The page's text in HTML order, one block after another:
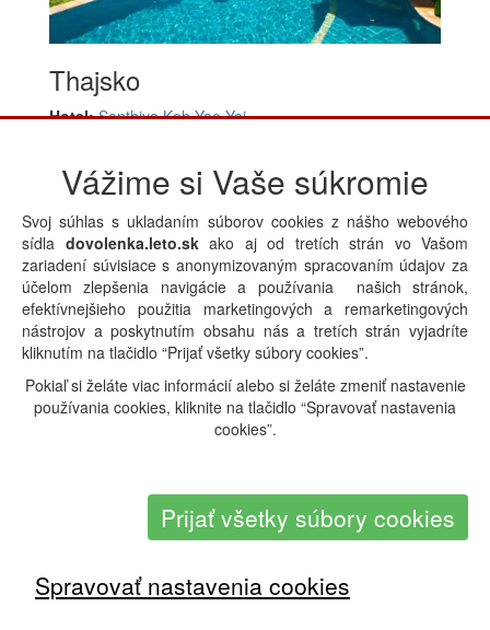
Thajsko
Hotel: Santhiya Koh Yao Yai
Termín:03.01.2027 - 17.01.2027 ( 15 dní)
Orientačná cena: 3237EUR
Doprava:LeteckyOdlet:Viedeň
Typ pobytu:Pobytové
Typ zájazdu:First Minute
Detail pobytu| Overiť dostupnosť a cenu
Vážime si Vaše súkromie
Svoj súhlas s ukladaním súborov cookies z nášho webového
sídla dovolenka.leto.skako aj od tretích strán vo Vašom
zariadení súvisiace s anonymizovaným spracovaním údajov za
účelom zlepšenia navigácie a používania našich stránok,
efektívnejšieho použitia marketingových a remarketingových
nástrojov a poskytnutím obsahu nás a tretích strán vyjadríte
kliknutím na tlačidlo “Prijať všetky súbory cookies”.
Pokiaľ si želáte viac informácií alebo si želáte zmeniť nastavenie
používania cookies, kliknite na tlačidlo “Spravovať nastavenia
cookies”.
Prijať všetky súbory cookies
Spravovať nastavenia cookies